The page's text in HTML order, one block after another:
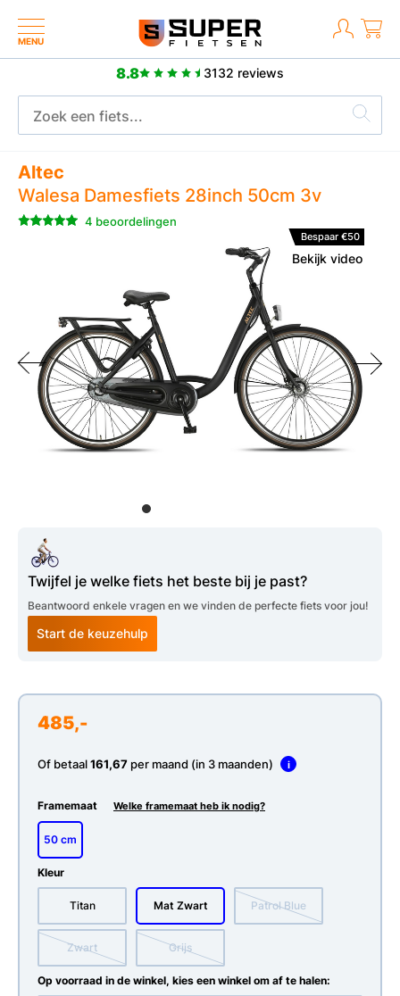
MENU
8.8 3132 reviews
Meer dan 2500 positieve reviews
Altec
Walesa Damesfiets 28inch 50cm 3v
4 beoordelingen
Bekijk video
Bespaar €50
Twijfel je welke fiets het beste bij je past?
Beantwoord enkele vragen en we vinden de perfecte fiets voor jou!
Start de keuzehulp
485,-
Of betaal161,67 per maand (in 3 maanden) i
Framemaat Welke framemaat heb ik nodig?
50 cm
Kleur
Titan Mat Zwart Patrol Blue
Zwart Grijs
Op voorraad in de winkel, kies een winkel om af te halen: